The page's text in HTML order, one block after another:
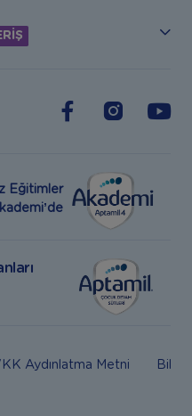
Eğitimler
Aydınlatma Metni Bilgi